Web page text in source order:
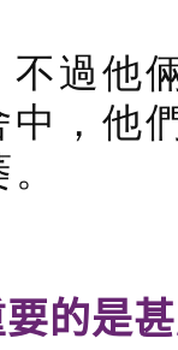
過他
，他
的是